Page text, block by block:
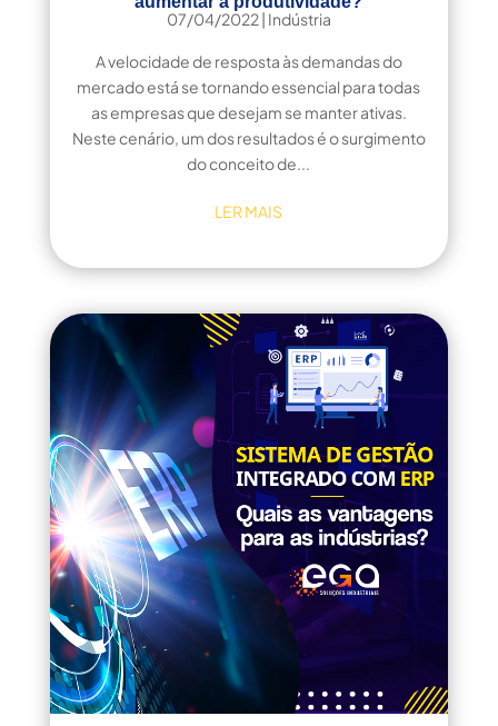
07/04/2022| Indústria
A velocidade de resposta às demandas do
mercado está se tornando essencial para todas
as empresas que desejam se manter ativas.
Neste cenário, um dos resultados é o surgimento
do conceito de...
LER MAIS